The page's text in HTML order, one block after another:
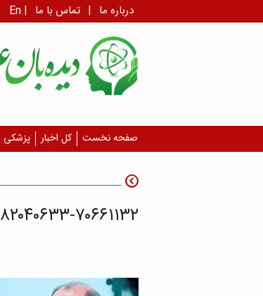
En | درباره ما | تماس با ما
صفحه نخست کل اخبار پزشکی
۸۲۰۴۰۶۳۳-۷۰۶۶۱۱۳۲